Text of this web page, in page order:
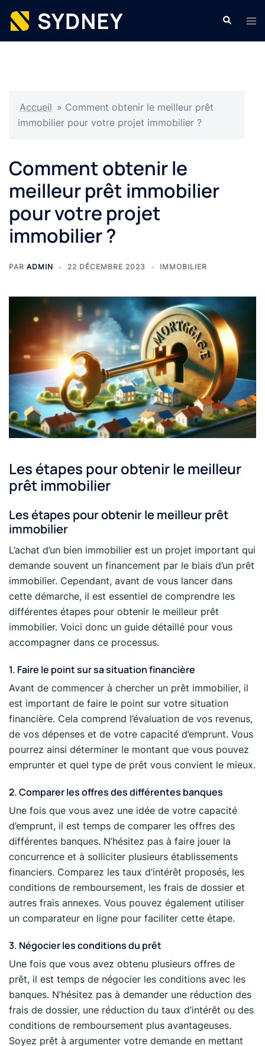
Accueil » Comment obtenir le meilleur prêt
immobilier pour votre projet immobilier ?
Comment obtenir le
meilleur prêt immobilier
pour votre projet
immobilier ?
PAR ADMIN 22 DÉCEMBRE 2023 IMMOBILIER
Les étapes pour obtenir le meilleur
prêt immobilier
Les étapes pour obtenir le meilleur prêt
immobilier
L’achat d’un bien immobilier est un projet important qui
demande souvent un financement par le biais d’un prêt
immobilier. Cependant, avant de vous lancer dans
cette démarche, il est essentiel de comprendre les
différentes étapes pour obtenir le meilleur prêt
immobilier. Voici donc un guide détaillé pour vous
accompagner dans ce processus.
1. Faire le point sur sa situation financière
Avant de commencer à chercher un prêt immobilier, il
est important de faire le point sur votre situation
financière. Cela comprend l’évaluation de vos revenus,
de vos dépenses et de votre capacité d’emprunt. Vous
pourrez ainsi déterminer le montant que vous pouvez
emprunter et quel type de prêt vous convient le mieux.
2. Comparer les offres des différentes banques
Une fois que vous avez une idée de votre capacité
d’emprunt, il est temps de comparer les offres des
différentes banques. N’hésitez pas à faire jouer la
concurrence et à solliciter plusieurs établissements
financiers. Comparez les taux d’intérêt proposés, les
conditions de remboursement, les frais de dossier et
autres frais annexes. Vous pouvez également utiliser
un comparateur en ligne pour faciliter cette étape.
3. Négocier les conditions du prêt
Une fois que vous avez obtenu plusieurs offres de
prêt, il est temps de négocier les conditions avec les
banques. N’hésitez pas à demander une réduction des
frais de dossier, une réduction du taux d’intérêt ou des
conditions de remboursement plus avantageuses.
Soyez prêt à argumenter votre demande en mettant